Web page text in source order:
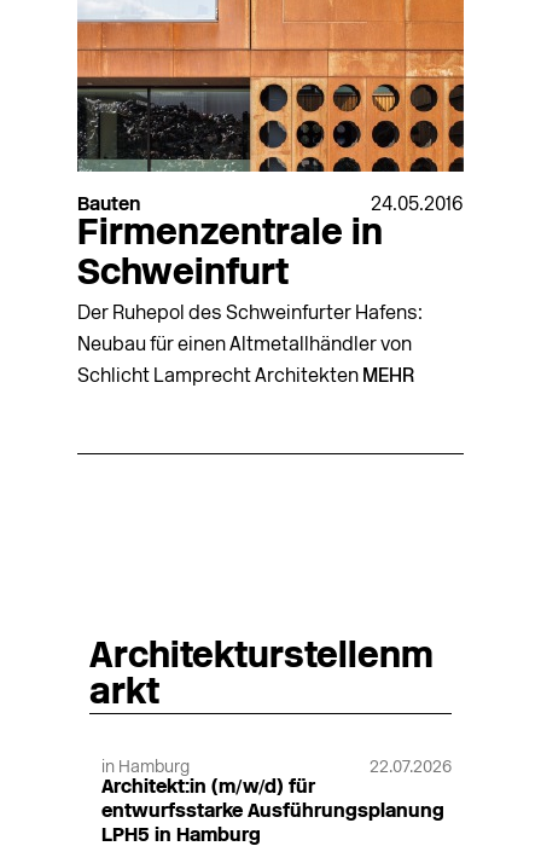
Bauten 24.05.2016
Firmenzentrale in
Schweinfurt
Der Ruhepol des Schweinfurter Hafens:
Neubau für einen Altmetallhändler von
Schlicht Lamprecht Architekten MEHR
Architekturstellenm
arkt
in Hamburg 22.07.2026
Architekt:in (m/w/d) für
entwurfsstarke Ausführungsplanung
LPH5 in Hamburg